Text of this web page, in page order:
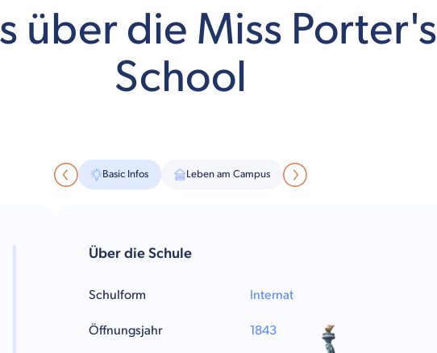
über die Miss Porter's
School
Basic Infos Leben am Campus
Über die Schule
Schulform
Öffnungsjahr
Internat
1843